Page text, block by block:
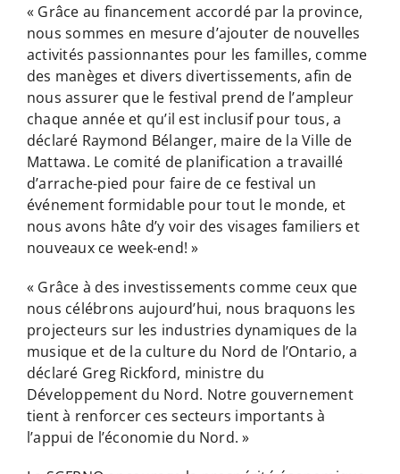
« Grâce au financement accordé par la province,
nous sommes en mesure d’ajouter de nouvelles
activités passionnantes pour les familles, comme
des manèges et divers divertissements, afin de
nous assurer que le festival prend de l’ampleur
chaque année et qu’il est inclusif pour tous, a
déclaré Raymond Bélanger, maire de la Ville de
Mattawa. Le comité de planification a travaillé
d’arrache-pied pour faire de ce festival un
événement formidable pour tout le monde, et
nous avons hâte d’y voir des visages familiers et
nouveaux ce week-end! »
« Grâce à des investissements comme ceux que
nous célébrons aujourd’hui, nous braquons les
projecteurs sur les industries dynamiques de la
musique et de la culture du Nord de l’Ontario, a
déclaré Greg Rickford, ministre du
Développement du Nord. Notre gouvernement
tient à renforcer ces secteurs importants à
l’appui de l’économie du Nord. »